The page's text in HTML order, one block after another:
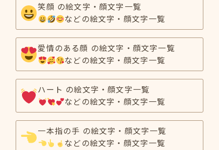
笑顔 の絵文字・顔文字一覧
などの絵文字・顔文字一覧
愛情のある顔 の絵文字・顔文字一覧
などの絵文字・顔文字一覧
ハート の絵文字・顔文字一覧
などの絵文字・顔文字一覧
一本指の手 の絵文字・顔文字一覧
などの絵文字・顔文字一覧